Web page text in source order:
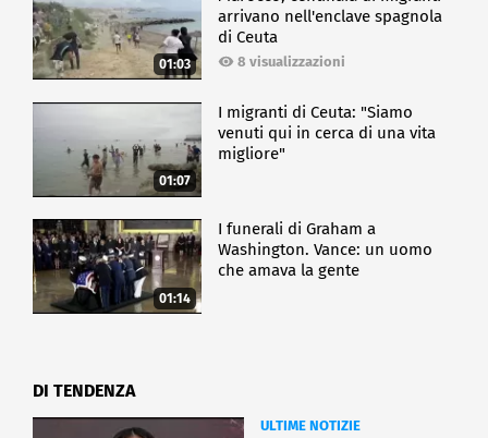
01:03
arrivano nell'enclave spagnola
di Ceuta
8 visualizzazioni
01:07
I migranti di Ceuta: "Siamo
venuti qui in cerca di una vita
migliore"
01:14
I funerali di Graham a
Washington. Vance: un uomo
che amava la gente
DI TENDENZA
ULTIME NOTIZIE